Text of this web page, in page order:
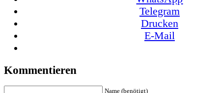
Telegram
Drucken
E-Mail
Kommentieren
Name (benötigt)